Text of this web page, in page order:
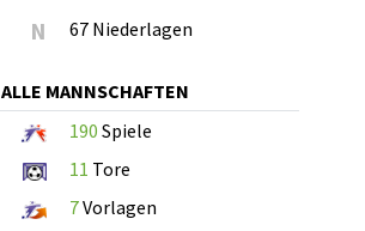
N 67 Niederlagen
ALLE MANNSCHAFTEN
190 Spiele
11 Tore
7Vorlagen